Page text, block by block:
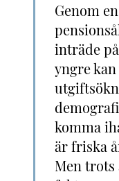
Genom
inträde
yngre
komma
är friska
Men